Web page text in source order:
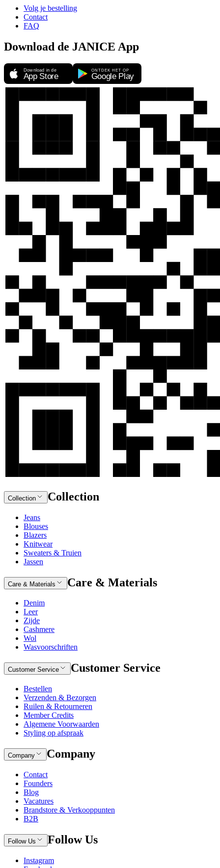
Volg je bestelling
Contact
FAQ
Download de JANICE App
Collection Collection
Jeans
Blouses
Blazers
Knitwear
Sweaters & Truien
Jassen
Care & Materials Care & Materials
Denim
Leer
Zijde
Cashmere
Wol
Wasvoorschriften
Customer Service Customer Service
Bestellen
Verzenden & Bezorgen
Ruilen & Retourneren
Member Credits
Algemene Voorwaarden
Styling op afspraak
Company Company
Contact
Founders
Blog
Vacatures
Brandstore & Verkooppunten
B2B
Follow Us Follow Us
Instagram